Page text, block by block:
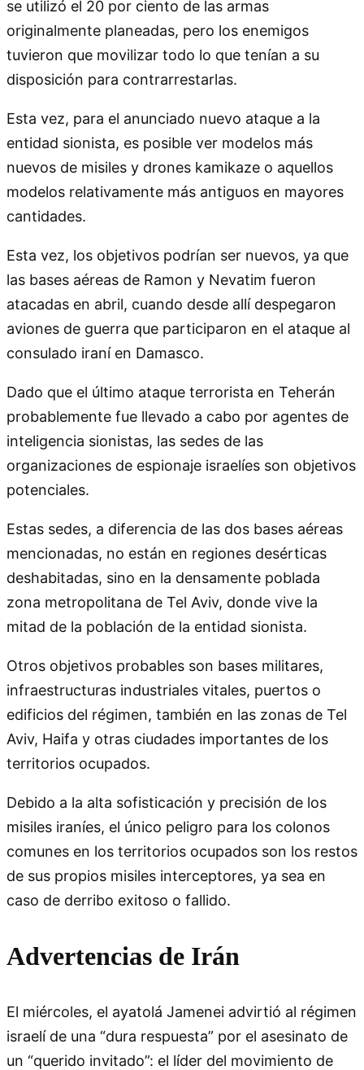
se utilizó el 20 por ciento de las armas
originalmente planeadas, pero los enemigos
tuvieron que movilizar todo lo que tenían a su
disposición para contrarrestarlas.
Esta vez, para el anunciado nuevo ataque a la
entidad sionista, es posible ver modelos más
nuevos de misiles y drones kamikaze o aquellos
modelos relativamente más antiguos en mayores
cantidades.
Esta vez, los objetivos podrían ser nuevos, ya que
las bases aéreas de Ramon y Nevatim fueron
atacadas en abril, cuando desde allí despegaron
aviones de guerra que participaron en el ataque al
consulado iraní en Damasco.
Dado que el último ataque terrorista en Teherán
probablemente fue llevado a cabo por agentes de
inteligencia sionistas, las sedes de las
organizaciones de espionaje israelíes son objetivos
potenciales.
Estas sedes, a diferencia de las dos bases aéreas
mencionadas, no están en regiones desérticas
deshabitadas, sino en la densamente poblada
zona metropolitana de Tel Aviv, donde vive la
mitad de la población de la entidad sionista.
Otros objetivos probables son bases militares,
infraestructuras industriales vitales, puertos o
edificios del régimen, también en las zonas de Tel
Aviv, Haifa y otras ciudades importantes de los
territorios ocupados.
Debido a la alta sofisticación y precisión de los
misiles iraníes, el único peligro para los colonos
comunes en los territorios ocupados son los restos
de sus propios misiles interceptores, ya sea en
caso de derribo exitoso o fallido.
Advertencias de Irán
El miércoles, el ayatolá Jamenei advirtió al régimen
israelí de una “dura respuesta” por el asesinato de
un “querido invitado”: el líder del movimiento de